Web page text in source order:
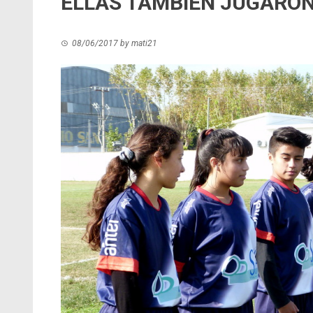
08/06/2017 by mati21